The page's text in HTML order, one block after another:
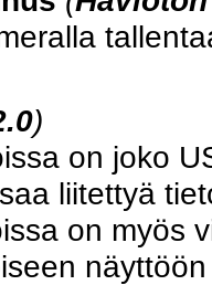
)
on joko
liitettyä
on myös